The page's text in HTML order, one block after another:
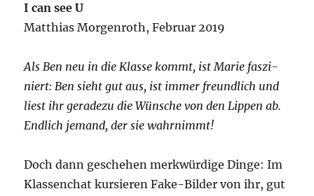
I can see U
Mat­thi­as Mor­gen­roth, Febru­ar 2019
Als Ben neu in die Klas­se kommt, ist Marie fas­zi­
niert: Ben sieht gut aus, ist immer freund­lich und
liest ihr gera­de­zu die Wün­sche von den Lip­pen ab.
End­lich jemand, der sie wahrnimmt!
Doch dann gesche­hen merk­wür­di­ge Din­ge: Im
Klas­sen­chat kur­sie­ren Fake-Bil­der von ihr, gut